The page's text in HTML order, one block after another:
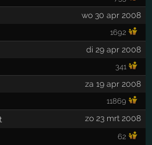
wo 30 apr 2008
1692
di 29 apr 2008
341
za 19 apr 2008
11869
zo 23 mrt 2008
62